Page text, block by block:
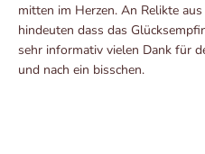
mitten im Herzen. An Relikte
hindeuten dass das
sehr informativ vielen Dank für
und nach ein bisschen.